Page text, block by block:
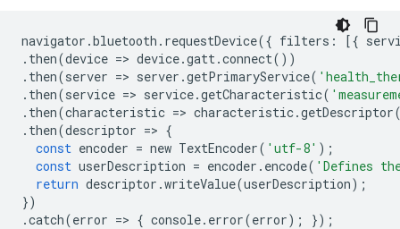
navigator .bluetooth . requestDevice({ filters : [{
. then(device => device.gatt.connect())
. then(server => server .getPrimaryService(
. then(service => service.getCharacteristic(
. then(characteristic => characteristic.getDescriptor
. then(descriptor => {
const encoder = new TextEncoder( 'utf-8' );
const userDescription = encoder . encode( 'Defines
return descriptor .writeValue(userDescription);
})
.catch(error => { console. error(error); });